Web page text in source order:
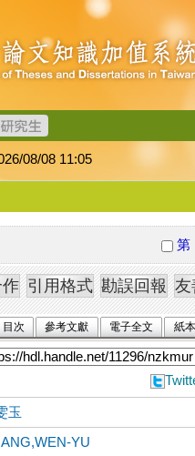
08/08 11:05
第
目次 參考文獻 電子全文 紙
玉
YU